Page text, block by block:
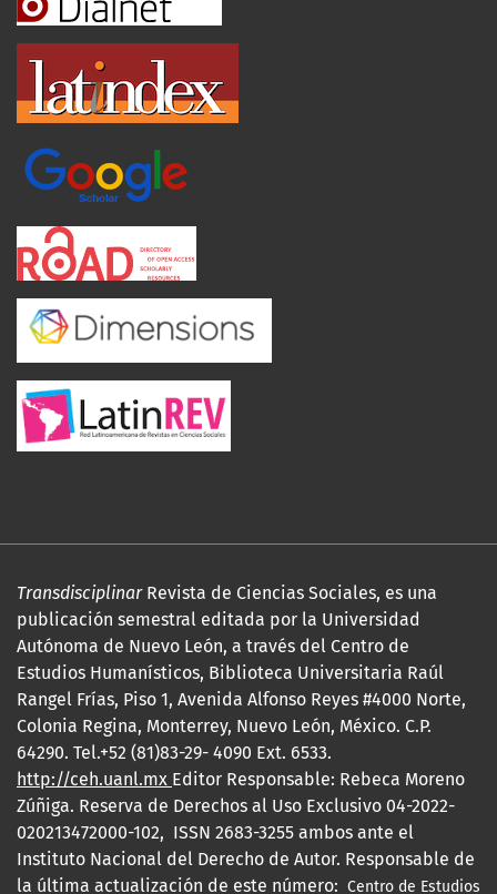
TransdisciplinarRevista de Ciencias Sociales, es una
publicación semestral editada por la Universidad
Autónoma de Nuevo León, a través del Centro de
Estudios Humanísticos, Biblioteca Universitaria Raúl
Rangel Frías, Piso 1, Avenida Alfonso Reyes #4000 Norte,
Colonia Regina, Monterrey, Nuevo León, México. C.P.
64290. Tel.+52 (81)83-29- 4090 Ext. 6533.
http://ceh.uanl.mx Editor Responsable: Rebeca Moreno
Zúñiga. Reserva de Derechos al Uso Exclusivo 04-2022-
020213472000-102, ISSN 2683-3255 ambos ante el
Instituto Nacional del Derecho de Autor. Responsable de
la última actualización de este número: Centro de Estudios